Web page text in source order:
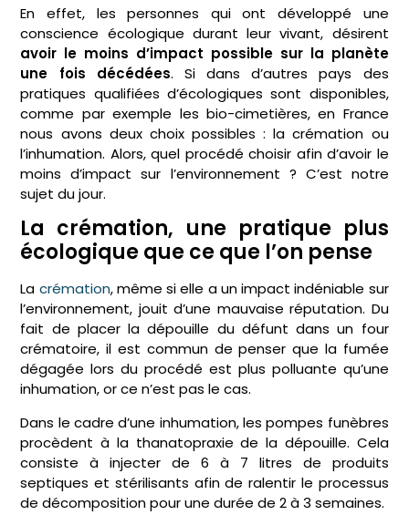
En effet, les personnes qui ont développé une
conscience écologique durant leur vivant, désirent
avoir le moins d’impact possible sur la planète
une fois décédées. Si dans d’autres pays des
pratiques qualifiées d’écologiques sont disponibles,
comme par exemple les bio-cimetières, en France
nous avons deux choix possibles : la crémation ou
l’inhumation. Alors, quel procédé choisir afin d’avoir le
moins d’impact sur l’environnement ? C’est notre
sujet du jour.
La crémation, une pratique plus
écologique que ce que l’on pense
La crémation, même si elle a un impact indéniable sur
l’environnement, jouit d’une mauvaise réputation. Du
fait de placer la dépouille du défunt dans un four
crématoire, il est commun de penser que la fumée
dégagée lors du procédé est plus polluante qu’une
inhumation, or ce n’est pas le cas.
Dans le cadre d’une inhumation, les pompes funèbres
procèdent à la thanatopraxie de la dépouille. Cela
consiste à injecter de 6 à 7 litres de produits
septiques et stérilisants afin de ralentir le processus
de décomposition pour une durée de 2 à 3 semaines.